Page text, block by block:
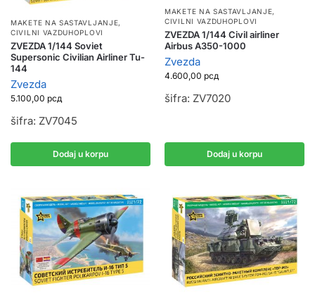
MAKETE NA SASTAVLJANJE,
CIVILNI VAZDUHOPLOVI
ZVEZDA 1/144 Soviet
Supersonic Civilian Airliner Tu-
144
Zvezda
5.100,00 рсд
šifra: ZV7045
Dodaj u korpu
MAKETE NA SASTAVLJANJE,
CIVILNI VAZDUHOPLOVI
ZVEZDA 1/144 Civil airliner
Airbus A350-1000
Zvezda
4.600,00 рсд
šifra: ZV7020
Dodaj u korpu